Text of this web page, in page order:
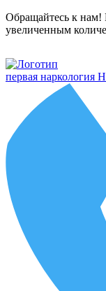
Обращайтесь к нам!
увеличенным
первая наркология